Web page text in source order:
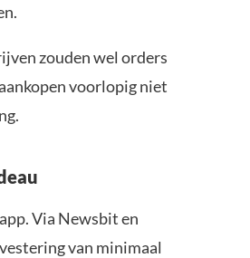
zouden wel orders
voorlopig niet
Via Newsbit en
van minimaal